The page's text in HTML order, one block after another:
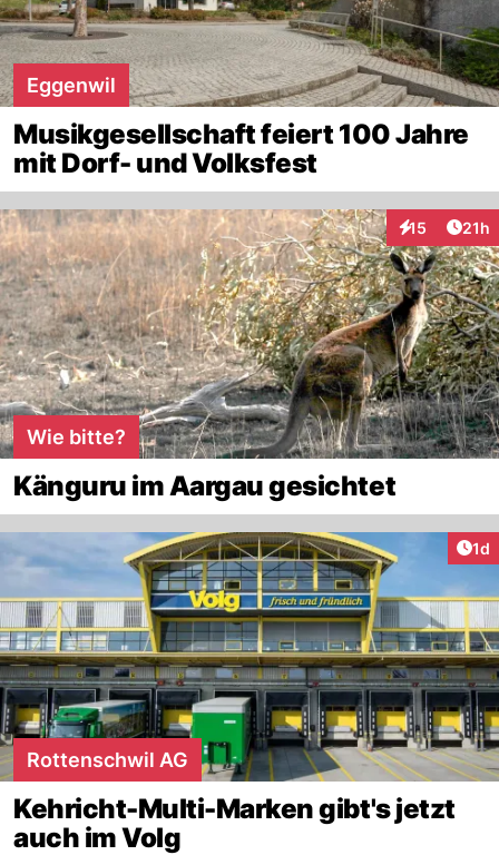
Eggenwil
Musikgesellschaft feiert 100 Jahre
mit Dorf- und Volksfest
15
Interaktionen
21h
Wie bitte?
Känguru im Aargau gesichtet
1d
Rottenschwil AG
Kehricht-Multi-Marken gibt's jetzt
auch im Volg